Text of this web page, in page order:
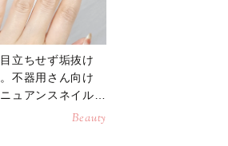
立ちせず垢抜け
不器用さん向け
ニュアンスネイル」
Beauty